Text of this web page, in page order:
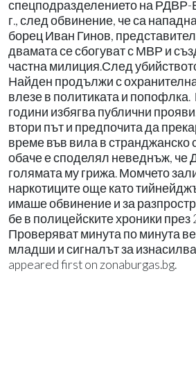
спецподразделението на РДВР-
г., след обвинение, че са
борец Иван Гинов,
двамата се сбогуват с МВР и
частна милиция.След
Найден продължи с
влезе в политиката и
години избягва публични
втори път и предпочита да
време във вила в странджанско
обаче е споделял неведнъж, че
голямата му грижа. Момчето
наркотиците още като
имаше обвинение и за
бе в полицейските хроники през
Проверяват минута по минута
младши и сигналът за
appeared first on zonaburgas.bg.